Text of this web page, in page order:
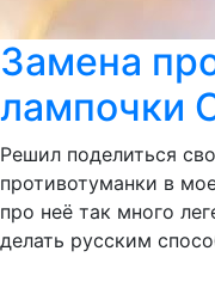
Замена
лампочки
Решил поделиться
противотуманки в
про неё так много
делать русским